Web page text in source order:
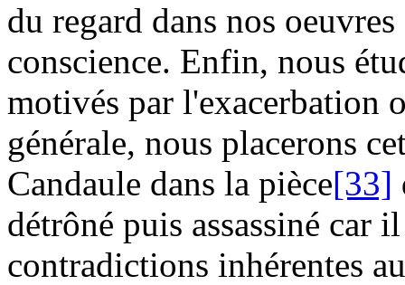
du regard dans nos
conscience. Enfin, nous
motivés par l'exacerbation
générale, nous placerons
Candaule dans la pièce[33]
détrôné puis assassiné car
contradictions inhérentes